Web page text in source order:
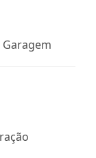
Garagem